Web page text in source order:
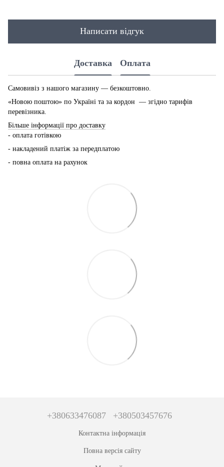
Написати відгук
Доставка Оплата
Самовивіз з нашого магазину — безкоштовно.
«Новою поштою» по Україні та за кордон — згідно тарифів
перевізника.
Більше інформації про доставку
- оплата готівкою
- накладений платіж за передплатою
- повна оплата на рахунок
+380633476087 +380503457676
Контактна інформація
Повна версія сайту